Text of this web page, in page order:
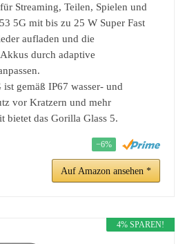
Streaming, Teilen, Spielen und
5G mit bis zu 25 W Super Fast
aufladen und die
durch adaptive
gemäß IP67 wasser- und
vor Kratzern und mehr
bietet das Gorilla Glass 5.
−6%
Auf Amazon ansehen *
4% SPAREN!